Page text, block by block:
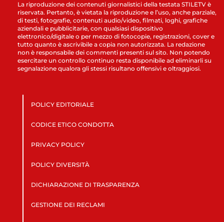
La riproduzione dei contenuti giornalistici della testata STILETV è
riservata. Pertanto, è vietata la riproduzione e l’uso, anche parziale,
di testi, fotografie, contenuti audio/video, filmati, loghi, grafiche
aziendali e pubblicitarie, con qualsiasi dispositivo
elettronico/digitale o per mezzo di fotocopie, registrazioni, cover e
tutto quanto è ascrivibile a copia non autorizzata. La redazione
non è responsabile dei commenti presenti sul sito. Non potendo
esercitare un controllo continuo resta disponibile ad eliminarli su
segnalazione qualora gli stessi risultano offensivi e oltraggiosi.
POLICY EDITORIALE
CODICE ETICO CONDOTTA
PRIVACY POLICY
POLICY DIVERSITÀ
DICHIARAZIONE DI TRASPARENZA
GESTIONE DEI RECLAMI